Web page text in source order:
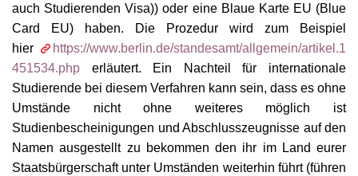
auch Studierenden Visa)) oder eine Blaue Karte EU (Blue
Card EU) haben. Die Prozedur wird zum Beispiel
hier
https://www.berlin.de/standesamt/allgemein/artikel.1
451534.php erläutert. Ein Nachteil für internationale
Studierende bei diesem Verfahren kann sein, dass es ohne
Umstände nicht ohne weiteres möglich ist
Studienbescheinigungen und Abschlusszeugnisse auf den
Namen ausgestellt zu bekommen den ihr im Land eurer
Staatsbürgerschaft unter Umständen weiterhin führt (führen